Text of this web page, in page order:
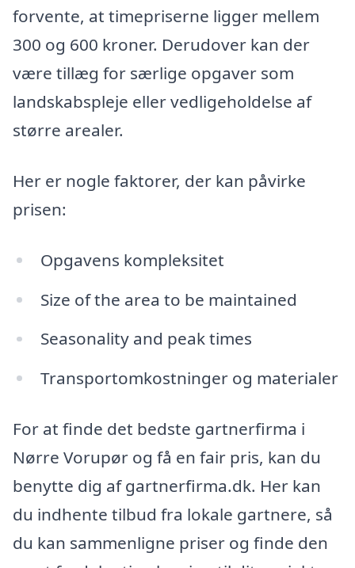
forvente, at timepriserne ligger mellem
300 og 600 kroner. Derudover kan der
være tillæg for særlige opgaver som
landskabspleje eller vedligeholdelse af
større arealer.
Her er nogle faktorer, der kan påvirke
prisen:
Opgavens kompleksitet
Size of the area to be maintained
Seasonality and peak times
Transportomkostninger og materialer
For at finde det bedste gartnerfirma i
Nørre Vorupør og få en fair pris, kan du
benytte dig af gartnerfirma.dk. Her kan
du indhente tilbud fra lokale gartnere, så
du kan sammenligne priser og finde den